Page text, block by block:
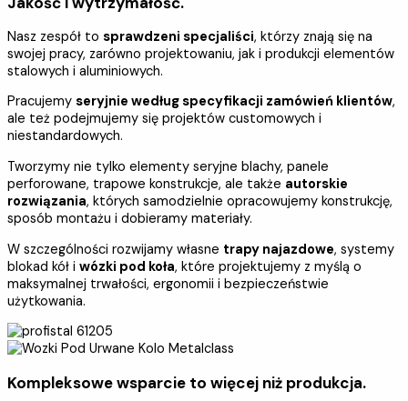
Nasz zespół to sprawdzeni specjaliści, którzy znają się na
swojej pracy, zarówno projektowaniu, jak i produkcji elementów
stalowych i aluminiowych.
Pracujemy seryjnie według specyfikacji zamówień klientów,
ale też podejmujemy się projektów customowych i
niestandardowych.
Tworzymy nie tylko elementy seryjne blachy, panele
perforowane, trapowe konstrukcje, ale także autorskie
rozwiązania, których samodzielnie opracowujemy konstrukcję,
sposób montażu i dobieramy materiały.
W szczególności rozwijamy własne trapy najazdowe, systemy
blokad kół i wózki pod koła, które projektujemy z myślą o
maksymalnej trwałości, ergonomii i bezpieczeństwie
użytkowania.
Kompleksowe wsparcie to więcej niż produkcja.